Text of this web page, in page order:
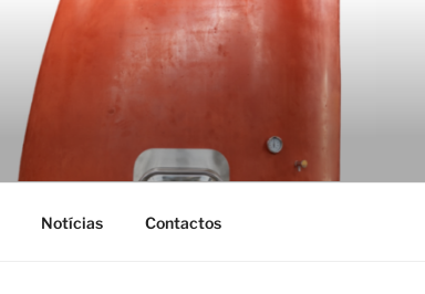
Notícias Contactos